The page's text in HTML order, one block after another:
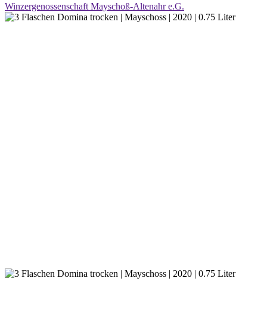
Winzergenossenschaft Mayschoß-Altenahr e.G.